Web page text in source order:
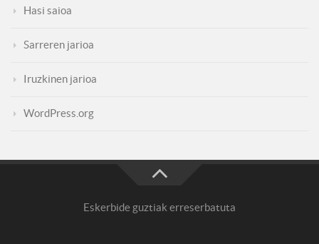
Hasi saioa
Sarreren jarioa
Iruzkinen jarioa
WordPress.org
Eskerbide guztiak erreserbatuta